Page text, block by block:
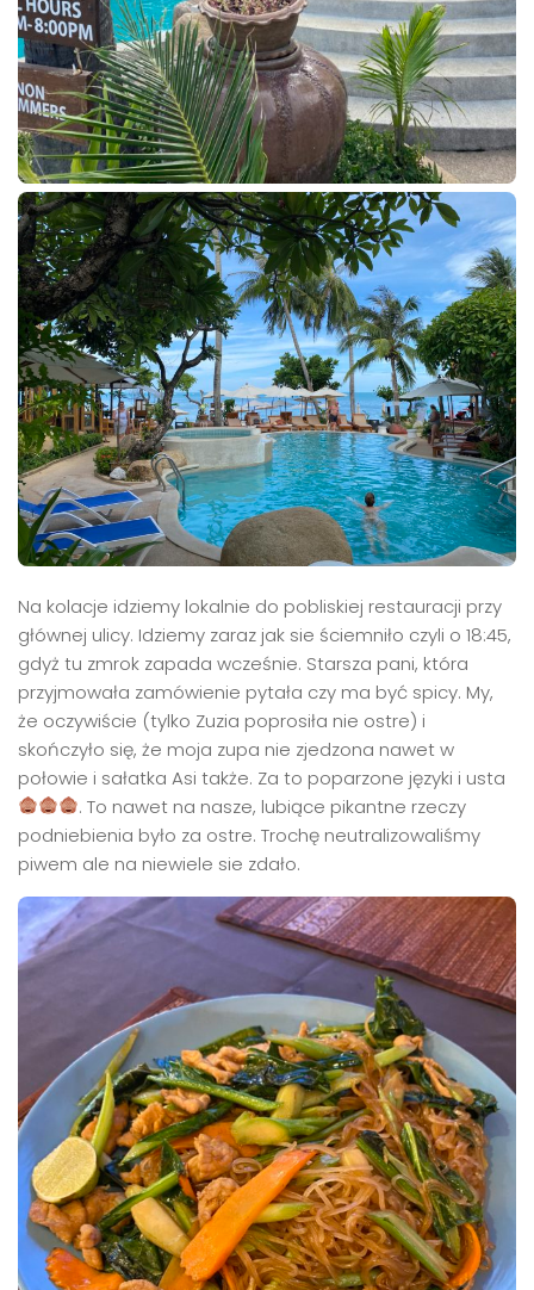
Na kolacje idziemy lokalnie do pobliskiej restauracji przy
głównej ulicy. Idziemy zaraz jak sie ściemniło czyli o 18:45,
gdyż tu zmrok zapada wcześnie. Starsza pani, która
przyjmowała zamówienie pytała czy ma być spicy. My,
że oczywiście (tylko Zuzia poprosiła nie ostre) i
skończyło się, że moja zupa nie zjedzona nawet w
połowie i sałatka Asi także. Za to poparzone języki i usta
. To nawet na nasze, lubiące pikantne rzeczy
podniebienia było za ostre. Trochę neutralizowaliśmy
piwem ale na niewiele sie zdało.